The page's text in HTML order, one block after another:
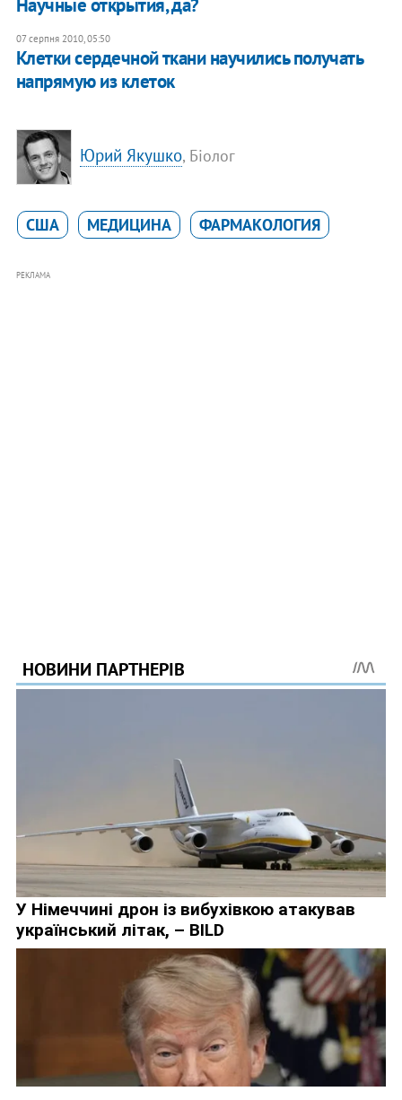
​Научные открытия, да?
07 серпня 2010, 05:50
Клетки сердечной ткани научились получать
напрямую из клеток
Юрий Якушко, Біолог
США МЕДИЦИНА ФАРМАКОЛОГИЯ
РЕКЛАМА